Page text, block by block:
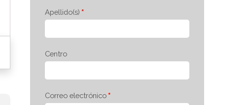
Apellido(s)
Centro
Correo electrónico